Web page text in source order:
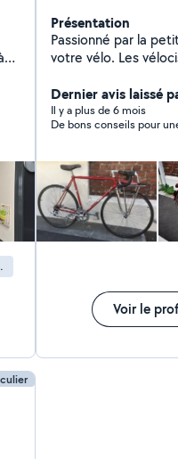
roues
Présentation
Passionné par la
votre vélo. Les
Devis devant le vélo.
moteurs ...
Dernier avis laissé
Il y a plus de 6 mois
De bons conseils pour
Voir le